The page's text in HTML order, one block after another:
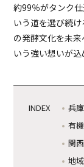
約99％がタンク
いう道を選び続
の発酵文化を未
いう強い想いが込
兵
有
関
地